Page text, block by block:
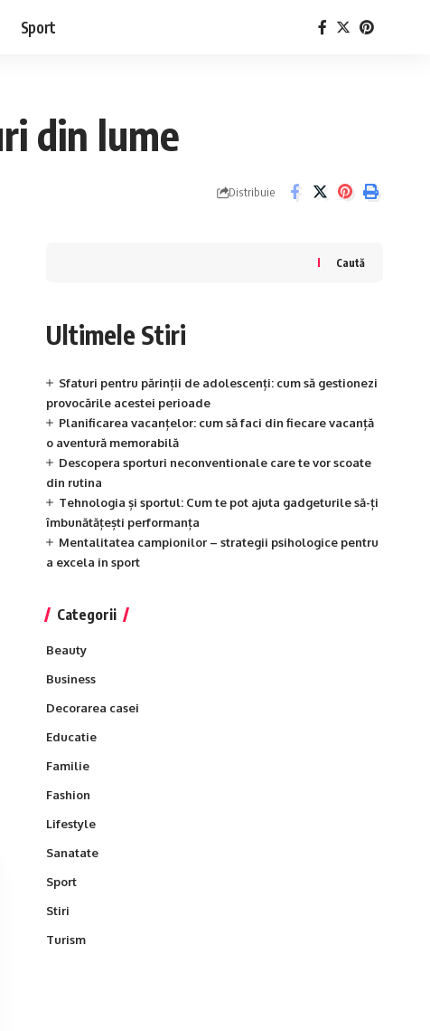
Sport
din lume
Distribuie
Caută
Ultimele Stiri
Sfaturi pentru părinții de adolescenți: cum să gestionezi
provocările acestei perioade
Planificarea vacanțelor: cum să faci din fiecare vacanță
o aventură memorabilă
Descopera sporturi neconventionale care te vor scoate
din rutina
Tehnologia și sportul: Cum te pot ajuta gadgeturile să-ți
îmbunătățești performanța
Mentalitatea campionilor – strategii psihologice pentru
a excela in sport
Categorii
Beauty
Business
Decorarea casei
Educatie
Familie
Fashion
Lifestyle
Sanatate
Sport
Stiri
Turism